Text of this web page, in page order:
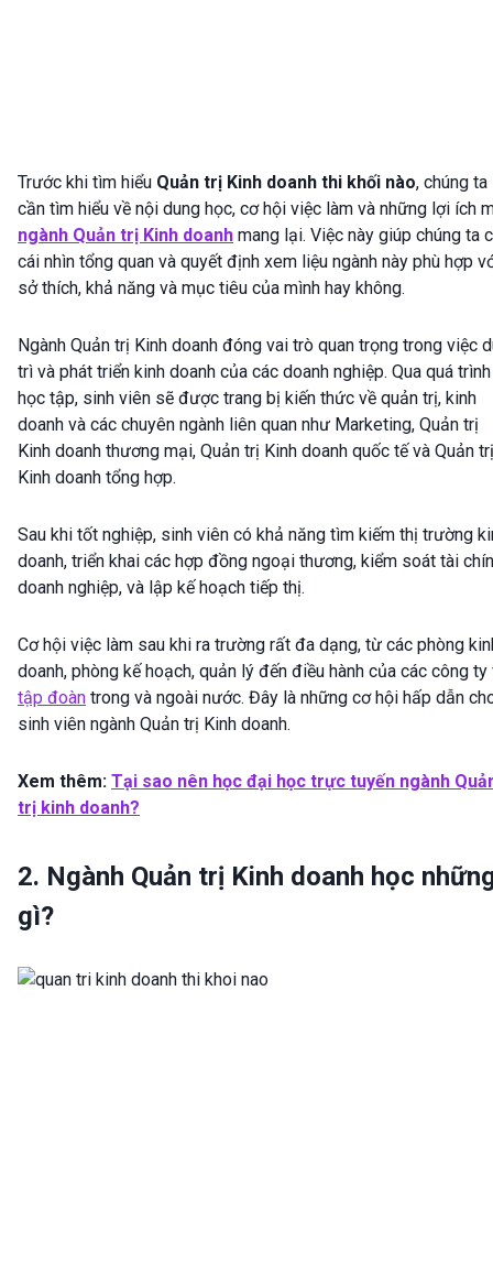
Trước khi tìm hiểu Quản trị Kinh doanh thi khối nào, chúng ta
cần tìm hiểu về nội dung học, cơ hội việc làm và những lợi ích
ngành Quản trị Kinh doanh mang lại. Việc này giúp chúng ta
cái nhìn tổng quan và quyết định xem liệu ngành này phù hợp
sở thích, khả năng và mục tiêu của mình hay không.
Ngành Quản trị Kinh doanh đóng vai trò quan trọng trong việc
trì và phát triển kinh doanh của các doanh nghiệp. Qua quá trình
học tập, sinh viên sẽ được trang bị kiến thức về quản trị, kinh
doanh và các chuyên ngành liên quan như Marketing, Quản trị
Kinh doanh thương mại, Quản trị Kinh doanh quốc tế và Quản trị
Kinh doanh tổng hợp.
Sau khi tốt nghiệp, sinh viên có khả năng tìm kiếm thị trường
doanh, triển khai các hợp đồng ngoại thương, kiểm soát tài
doanh nghiệp, và lập kế hoạch tiếp thị.
Cơ hội việc làm sau khi ra trường rất đa dạng, từ các phòng
doanh, phòng kế hoạch, quản lý đến điều hành của các công ty
tập đoàn trong và ngoài nước. Đây là những cơ hội hấp dẫn
sinh viên ngành Quản trị Kinh doanh.
Xem thêm: Tại sao nên học đại học trực tuyến ngành
trị kinh doanh?
2. Ngành Quản trị Kinh doanh học
gì?